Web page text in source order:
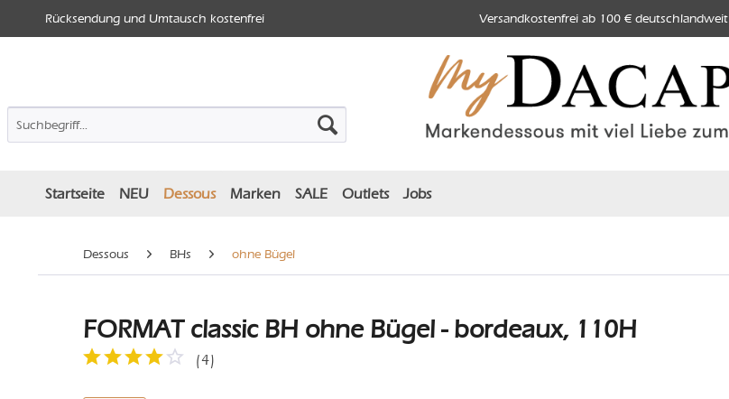
Rücksendung und Umtausch kostenfrei Versandkostenfrei ab 100 € deutschlandweit
Startseite NEU Dessous Marken SALE Outlets Jobs
Dessous BHs ohne Bügel
FORMAT classic BH ohne Bügel - bordeaux, 110H
(4)